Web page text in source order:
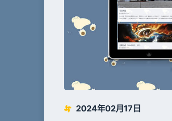
2024年02月17日